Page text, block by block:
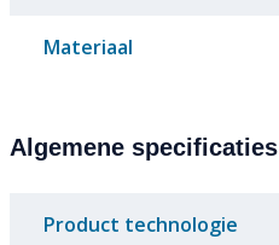
Materiaal
Algemene specificaties
Product technologie